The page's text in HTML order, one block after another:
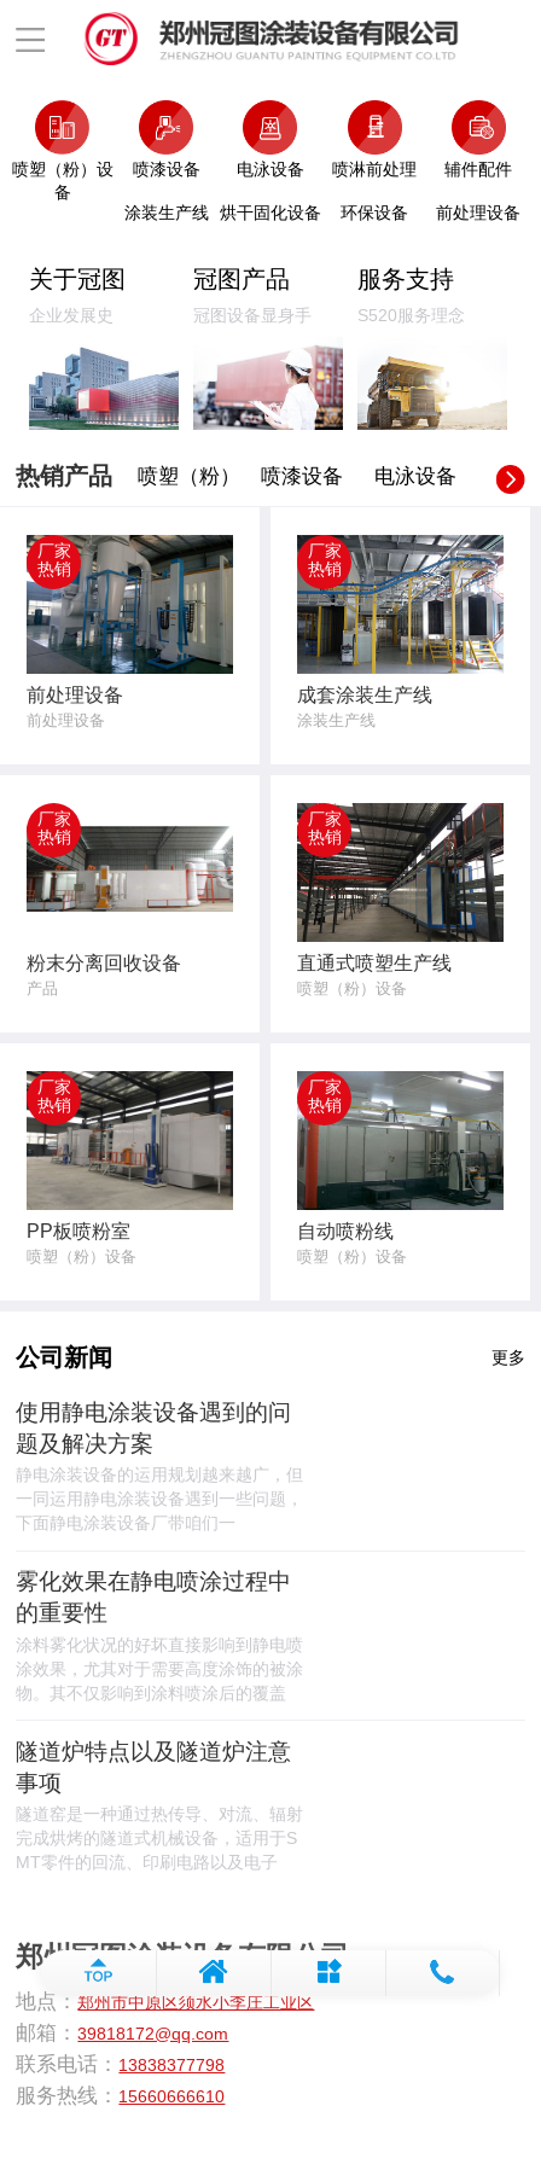
喷塑（粉）设
备
喷漆设备 电泳设备 喷淋前处理 辅件配件
涂装生产线 烘干固化设备 环保设备 前处理设备
关于冠图
企业发展史
冠图产品
冠图设备显身手
服务支持
S520服务理念
热销产品 喷塑（粉）
设备
喷漆设备 电泳设备 喷淋
厂家
热销
前处理设备
前处理设备
厂家
热销
成套涂装生产线
涂装生产线
厂家
热销
粉末分离回收设备
产品
厂家
热销
直通式喷塑生产线
喷塑（粉）设备
厂家
热销
PP板喷粉室
喷塑（粉）设备
厂家
热销
自动喷粉线
喷塑（粉）设备
公司新闻 更多
使用静电涂装设备遇到的问
题及解决方案
静电涂装设备的运用规划越来越广，但
一同运用静电涂装设备遇到一些问题，
下面静电涂装设备厂带咱们一
雾化效果在静电喷涂过程中
的重要性
涂料雾化状况的好坏直接影响到静电喷
涂效果，尤其对于需要高度涂饰的被涂
物。其不仅影响到涂料喷涂后的覆盖
隧道炉特点以及隧道炉注意
事项
隧道窑是一种通过热传导、对流、辐射
完成烘烤的隧道式机械设备，适用于S
MT零件的回流、印刷电路以及电子
郑州冠图涂装设备有限公司
地点：郑州市中原区须水小李庄工业区
邮箱：39818172@qq.com
联系电话： 13838377798
服务热线： 15660666610